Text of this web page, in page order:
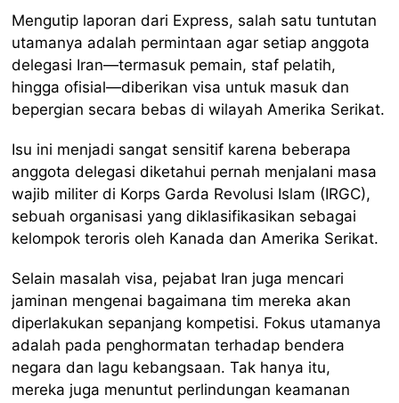
Mengutip laporan dari Express, salah satu tuntutan
utamanya adalah permintaan agar setiap anggota
delegasi Iran—termasuk pemain, staf pelatih,
hingga ofisial—diberikan visa untuk masuk dan
bepergian secara bebas di wilayah Amerika Serikat.
Isu ini menjadi sangat sensitif karena beberapa
anggota delegasi diketahui pernah menjalani masa
wajib militer di Korps Garda Revolusi Islam (IRGC),
sebuah organisasi yang diklasifikasikan sebagai
kelompok teroris oleh Kanada dan Amerika Serikat.
Selain masalah visa, pejabat Iran juga mencari
jaminan mengenai bagaimana tim mereka akan
diperlakukan sepanjang kompetisi. Fokus utamanya
adalah pada penghormatan terhadap bendera
negara dan lagu kebangsaan. Tak hanya itu,
mereka juga menuntut perlindungan keamanan